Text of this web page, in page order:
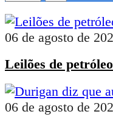
06 de agosto de
Leilões de
06 de agosto de